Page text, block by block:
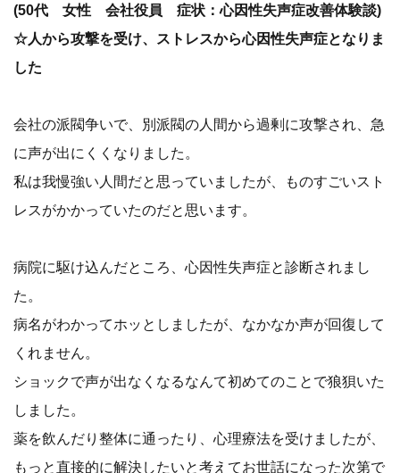
(50代 女性 会社役員 症状：心因性失声症改善体験談)
☆人から攻撃を受け、ストレスから心因性失声症となりま
した
会社の派閥争いで、別派閥の人間から過剰に攻撃され、急
に声が出にくくなりました。
私は我慢強い人間だと思っていましたが、ものすごいスト
レスがかかっていたのだと思います。
病院に駆け込んだところ、心因性失声症と診断されまし
た。
病名がわかってホッとしましたが、なかなか声が回復して
くれません。
ショックで声が出なくなるなんて初めてのことで狼狽いた
しました。
薬を飲んだり整体に通ったり、心理療法を受けましたが、
もっと直接的に解決したいと考えてお世話になった次第で